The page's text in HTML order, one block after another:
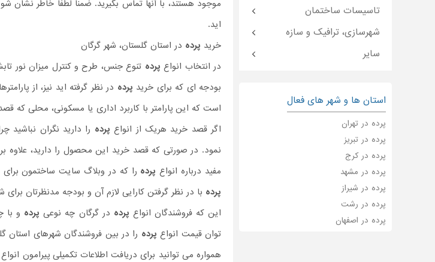
موجود هستند، با آنها تماس بگیرید. ضمنا لطفا خاطر نشان
اید.
خرید پرده در استان گلستان، شهر گرگان
در انتخاب انواع پرده تنوع جنس، طرح و کنترل میزان نور
بودجه ای که برای خرید پرده در نظر گرفته اید نیز، از
است که این پارامتر با کاربرد اداری یا مسکونی، محلی که
اگر قصد خرید هریک از انواع پرده را دارید نگران
نمود. در صورتی که قصد خرید این محصول را دارید، علاوه
مفید درباره انواع پرده را که در وبلاگ سایت ساختمون برای
پرده با در نظر گرفتن کارایی لازم آن و بودجه مدنظرتان
این که فروشندگان انواع پرده در گرگان چه نوعی پرده و با
توان قیمت انواع پرده را در بین فروشندگان شهرهای استان
همواره می توانید برای دریافت اطلاعات تکمیلی پیرامون
تاسیسات ساختمان
شهرسازی، ترافیک و سازه
سایر
استان ها و شهر های فعال
پرده در تهران
پرده در تبریز
پرده در کرج
پرده در مشهد
پرده در شیراز
پرده در رشت
پرده در اصفهان